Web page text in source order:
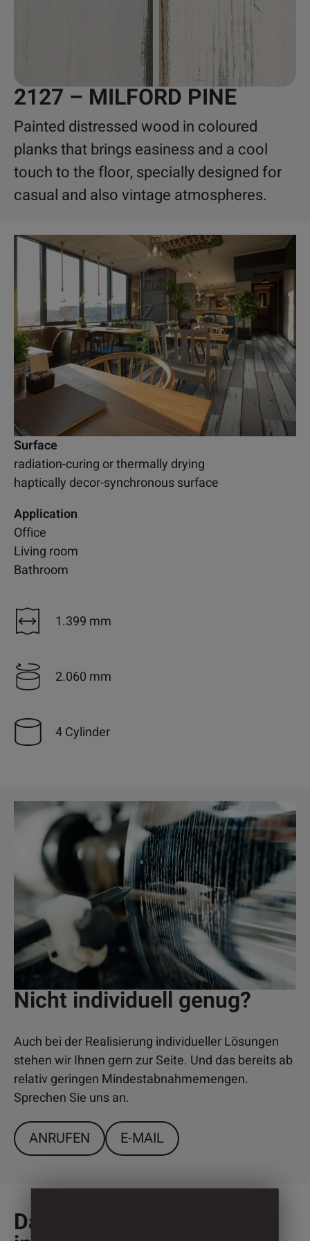
2127 – MILFORD PINE
Painted distressed wood in coloured
planks that brings easiness and a cool
touch to the floor, specially designed for
casual and also vintage atmospheres.
Surface
radiation-curing or thermally drying
haptically decor-synchronous surface
Application
Office
Living room
Bathroom
1.399 mm
2.060 mm
4 Cylinder
Nicht individuell genug?
Auch bei der Realisierung individueller Lösungen
stehen wir Ihnen gern zur Seite. Und das bereits ab
relativ geringen Mindestabnahmemengen.
Sprechen Sie uns an.
ANRUFEN E-MAIL
Das könnte Sie auch